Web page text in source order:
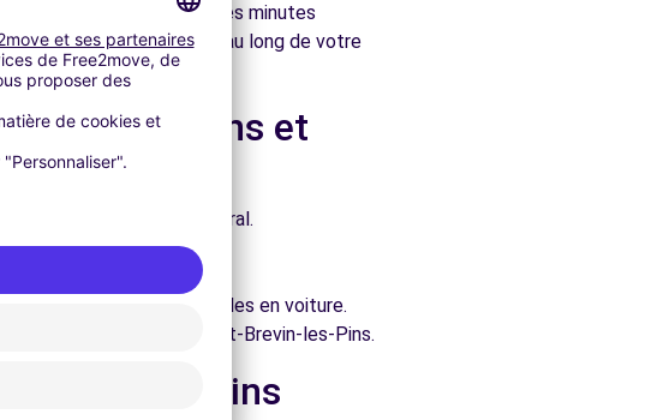
véhicule en quelques minutes
vous accompagner tout au long de votre
les-Pins et
son patrimoine architectural.
Saint-Brevin-les-Pins.
en pleine nature.
facilement accessibles en voiture.
et marchés de Saint-Brevin-les-Pins.
Brevin-les-Pins